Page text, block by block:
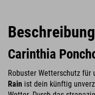
Beschreibung
Carinthia
Robuster Wetterschutz für
Rain ist dein künftig